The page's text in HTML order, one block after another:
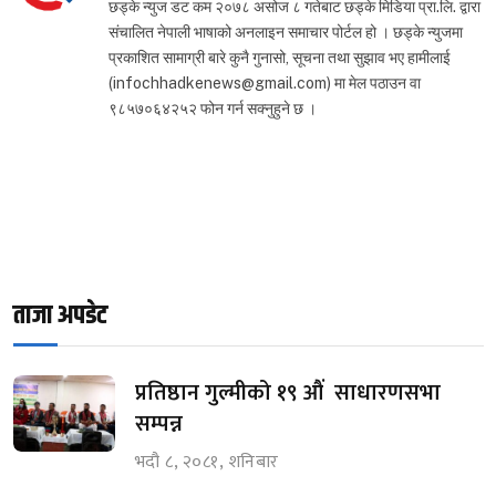
छड्के न्युज डट कम २०७८ असोज ८ गतेबाट छड्के मिडिया प्रा.लि. द्वारा
संचालित नेपाली भाषाको अनलाइन समाचार पोर्टल हो । छड्के न्युजमा
प्रकाशित सामाग्री बारे कुनै गुनासो, सूचना तथा सुझाव भए हामीलाई
(infochhadkenews@gmail.com) मा मेल पठाउन वा
९८५७०६४२५२ फोन गर्न सक्नुहुने छ ।
ताजा अपडेट
प्रतिष्ठान गुल्मीको १९ औं साधारणसभा
सम्पन्न
भदौ ८, २०८१, शनिबार